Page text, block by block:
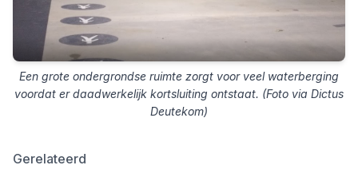
Een grote ondergrondse ruimte zorgt voor veel waterberging
voordat er daadwerkelijk kortsluiting ontstaat. (Foto via Dictus
Deutekom)
Gerelateerd